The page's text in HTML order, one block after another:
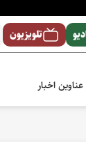
تلویزیون
عناوین اخبار